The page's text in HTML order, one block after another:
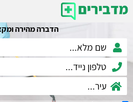
הדברה מהירה